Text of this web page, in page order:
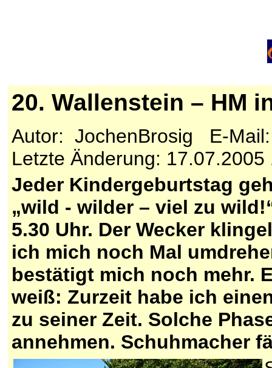
20. Wallenstein – HM
Autor: JochenBrosig E-
Letzte Änderung: 17.07.2005
Jeder Kindergeburtstag
„wild - wilder – viel zu
5.30 Uhr. Der Wecker
ich mich noch Mal
bestätigt mich noch mehr.
weiß: Zurzeit habe ich
zu seiner Zeit. Solche
annehmen. Schuhmacher